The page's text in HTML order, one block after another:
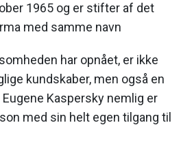
1965 og er stifter af det
med samme navn
har opnået, er ikke
kundskaber, men også en
Kaspersky nemlig er
med sin helt egen tilgang til